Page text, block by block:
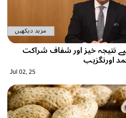
مزید دیکھیں
نتیجہ خیز اور شفاف شراکت
اورنگزیب
Jul 02, 25